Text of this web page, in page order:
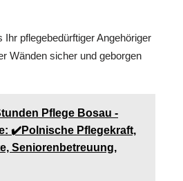
Ihr pflegebedürftiger Angehöriger
Wänden sicher und geborgen
Pflege Bosau -
✔️Polnische Pflegekraft,
Seniorenbetreuung,